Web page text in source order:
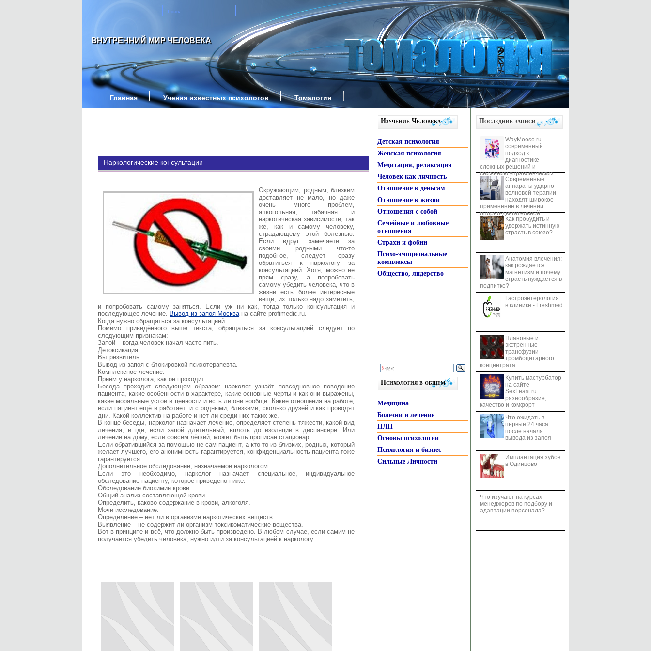
ВНУТРЕННИЙ МИР ЧЕЛОВЕКА
Главная Учения известных психологов Томалогия
Наркологические консультации
Окружающим, родным, близким
доставляет не мало, но даже
очень много проблем,
алкогольная, табачная и
наркотическая зависимости, так
же, как и самому человеку,
страдающему этой болезнью.
Если вдруг замечаете за
своими родными что-то
подобное, следует сразу
обратиться к наркологу за
консультацией. Хотя, можно не
прям сразу, а попробовать
самому убедить человека, что в
жизни есть более интересные
вещи, их только надо заметить,
и попробовать самому заняться. Если уж ни как, тогда только консультация и
последующее лечение. Вывод из запоя Москва на сайте profimedic.ru.
Когда нужно обращаться за консультацией
Помимо приведённого выше текста, обращаться за консультацией следует по
следующим признакам:
Запой – когда человек начал часто пить.
Детоксикация.
Вытрезвитель.
Вывод из запоя с блокировкой психотерапевта.
Комплексное лечение.
Приём у нарколога, как он проходит
Беседа проходит следующем образом: нарколог узнаёт повседневное поведение
пациента, какие особенности в характере, какие основные черты и как они выражены,
какие моральные устои и ценности и есть ли они вообще. Какие отношения на работе,
если пациент ещё и работает, и с родными, близкими, сколько друзей и как проводят
дни. Какой коллектив на работе и нет ли среди них таких же.
В конце беседы, нарколог назначает лечение, определяет степень тяжести, какой вид
лечения, и где, если запой длительный, вплоть до изоляции в диспансере. Или
лечение на дому, если совсем лёгкий, может быть прописан стационар.
Если обратившийся за помощью не сам пациент, а кто-то из близких, родных, который
желает лучшего, его анонимность гарантируется, конфиденциальность пациента тоже
гарантируется.
Дополнительное обследование, назначаемое наркологом
Если это необходимо, нарколог назначает специальное, индивидуальное
обследование пациенту, которое приведено ниже:
Обследование биохимии крови.
Общий анализ составляющей крови.
Определить, каково содержание в крови, алкоголя.
Мочи исследование.
Определение – нет ли в организме наркотических веществ.
Выявление – не содержит ли организм токсикоматические вещества.
Вот в принципе и всё, что должно быть произведено. В любом случае, если самим не
получается убедить человека, нужно идти за консультацией к наркологу.
Изучение Человека
Детская психология
Женская психология
Медитация, релаксация
Человек как личность
Отношение к деньгам
Отношение к жизни
Отношения с собой
Семейные и любовные
отношения
Страхи и фобии
Психо-эмоциональные
комплексы
Общество, лидерство
Психология в общем
Медицина
Болезни и лечение
НЛП
Основы психологии
Психология и бизнес
Сильные Личности
Последние записи
WayMoose.ru —
современный
подход к
диагностике
сложных решений и
снижению управленческих
рисков
Современные
аппараты ударно-
волновой терапии
находят широкое
применение в лечении
опорно-двигательной
системы Как пробудить и
удержать истинную
страсть в союзе?
Анатомия влечения:
как рождается
магнетизм и почему
страсть нуждается в
подпитке?
Гастроэнтерология
в клинике - Freshmed
Плановые и
экстренные
трансфузии
тромбоцитарного
концентрата
Купить мастурбатор
на сайте
SexFeast.ru:
разнообразие,
качество и комфорт
Что ожидать в
первые 24 часа
после начала
вывода из запоя
Имплантация зубов
в Одинцово
Что изучают на курсах
менеджеров по подбору и
адаптации персонала?